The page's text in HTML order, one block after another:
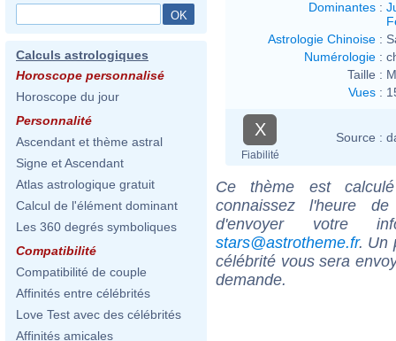
Calculs astrologiques
Horoscope personnalisé
Horoscope du jour
Personnalité
Ascendant et thème astral
Signe et Ascendant
Atlas astrologique gratuit
Calcul de l'élément dominant
Les 360 degrés symboliques
Compatibilité
Compatibilité de couple
Affinités entre célébrités
Love Test avec des célébrités
Affinités amicales
Dominantes :
Astrologie Chinoise :
Numérologie :
Taille :
Vues :
X
Fiabilité
Source :
Ce thème est
connaissez l'heure
d'envoyer votre
stars@astrotheme.fr. Un
célébrité vous sera
demande.